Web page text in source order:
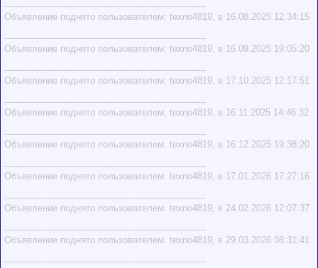
-----------------------------------------------------------------------
Объявление поднято пользователем: texno4819, в 16.08.2025 12:34:15
-----------------------------------------------------------------------
Объявление поднято пользователем: texno4819, в 16.09.2025 19:05:20
-----------------------------------------------------------------------
Объявление поднято пользователем: texno4819, в 17.10.2025 12:17:51
-----------------------------------------------------------------------
Объявление поднято пользователем: texno4819, в 16.11.2025 14:46:32
-----------------------------------------------------------------------
Объявление поднято пользователем: texno4819, в 16.12.2025 19:38:20
-----------------------------------------------------------------------
Объявление поднято пользователем: texno4819, в 17.01.2026 17:27:16
-----------------------------------------------------------------------
Объявление поднято пользователем: texno4819, в 24.02.2026 12:07:37
-----------------------------------------------------------------------
Объявление поднято пользователем: texno4819, в 29.03.2026 08:31:41
-----------------------------------------------------------------------